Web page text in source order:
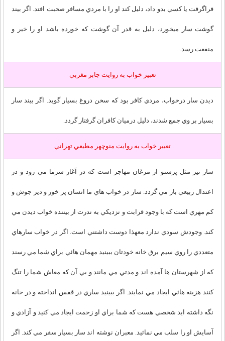
فراگرفت يا كسي بدو داد، دليل كند او را با مردي مسافر صحبت افتد. اگر بيند
گوشت سار ميخورد، دليل به قدر آن گوشت كه خورده باشد او را خير و
منفعت رسد.
تعبير خواب به روايت جابر مغربي
ديدن سار درخواب، مردي كافر بود كه سخن دروغ بسيار گويد. اگر بيند سار
بسيار بر وي جمع شدند، دليل درميان كافران گرفتار گردد.
تعبير خواب به روايت منوچهر مطيعي تهراني
سار نيز مثل پرستو از مرغان مهاجر است که در آغاز سرما مي رود و در
اعتدال ربيعي باز مي گردد. سار در خواب هاي ما انسان پر خور و دير جوش و
کم مهري است که با وجود قرابت و نزديکي به ندرت از بيننده خواب ديدن مي
کند. وجودش سودي ندارد معهذا دوست داشتني است. اگر در خواب سارهاي
متعددي را روي سيم برق خانه خودتان ببينيد مهمان هائي براي شما مي رسند
که از شهرستان ها آمده اند و مدتي مي مانند و بي آن که معاش شما را تنگ
کنند هزينه هائي ايجاد مي نمايند. اگر ببينيد ساري در قفس انداخته و در خانه
نگه داشته ايد شخصي هست که شما براي او زحمت ايجاد مي کنيد و آزادي و
آسايش او را سلب مي نمائيد. معبران نوشته اند سار بسيار سفر مي کند. اگر